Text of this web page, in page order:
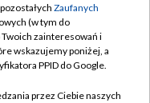
Zaufanych
(w tym do
zainteresowań i
wskazujemy poniżej, a
PPID do Google.
przez Ciebie naszych